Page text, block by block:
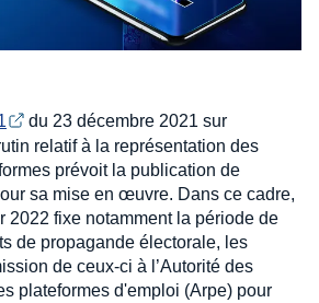
du 23 décembre 2021 sur
relatif à la représentation des
prévoit la publication de
sa mise en œuvre. Dans ce cadre,
2022 fixe notamment la période de
de propagande électorale, les
de ceux-ci à l’Autorité des
plateformes d'emploi (Arpe) pour